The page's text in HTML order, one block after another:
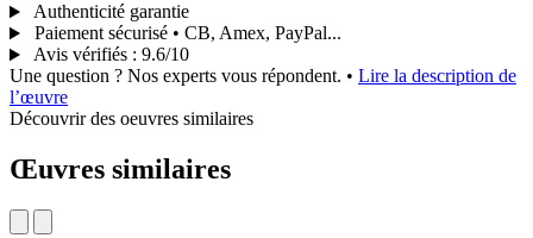
Authenticité garantie
Paiement sécurisé • CB, Amex, PayPal...
Avis vérifiés : 9.6/10
Une question ? Nos experts vous répondent. • Lire la description de
l’œuvre
Découvrir des oeuvres similaires
Œuvres similaires